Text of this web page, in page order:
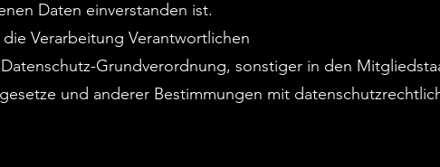
Daten einverstanden ist.
Verarbeitung Verantwortlichen
Grundverordnung, sonstiger in den
und anderer Bestimmungen mit